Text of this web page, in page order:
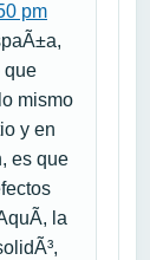
pm
que
mismo
y en
es que
la